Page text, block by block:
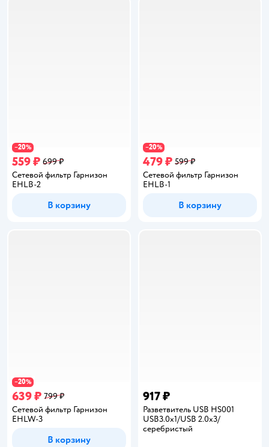
−20%
559 ₽ 699 ₽
Сетевой фильтр Гарнизон
EHLB-2
В корзину
−20%
479 ₽ 599 ₽
Сетевой фильтр Гарнизон
EHLB-1
В корзину
−20%
639 ₽ 799 ₽
Сетевой фильтр Гарнизон
EHLW-3
В корзину
917 ₽
Разветвитель USB HS001
USB3.0x1/USB 2.0x3/
серебристый